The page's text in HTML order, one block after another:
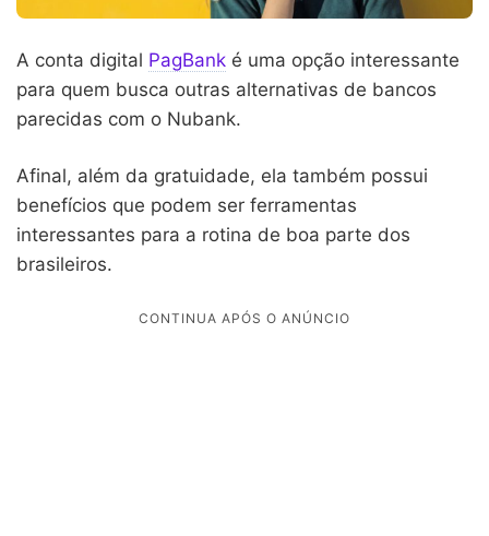
A conta digital PagBank é uma opção interessante
para quem busca outras alternativas de bancos
parecidas com o Nubank.
Afinal, além da gratuidade, ela também possui
benefícios que podem ser ferramentas
interessantes para a rotina de boa parte dos
brasileiros.